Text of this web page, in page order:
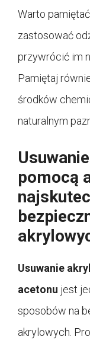
Warto
zastosować
przywrócić im
Pamiętaj
środków
naturalnym
pomocą
Usuwanie
acetonu jest
sposobów na
akrylowych.